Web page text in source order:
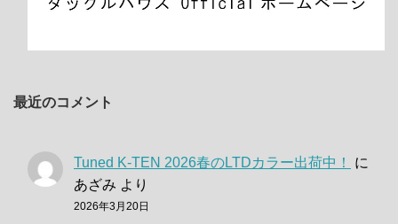
最近のコメント
Tuned K-TEN 2026春のLTDカラー出荷中！
に
あざみ より
2026年3月20日